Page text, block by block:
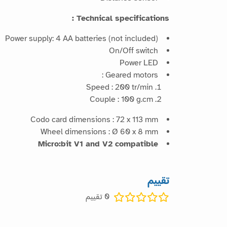
Technical specifications :
Power supply: 4 AA batteries (not included)
On/Off switch
Power LED
Geared motors :
Speed : 200 tr/min
Couple : 100 g.cm
Codo card dimensions : 72 x 113 mm
Wheel dimensions : Ø 60 x 8 mm
Micro:bit V1 and V2 compatible
تقييم
0 تقييم